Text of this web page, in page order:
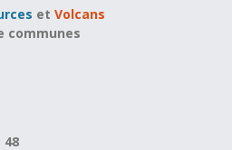
etVolcans
communes
48